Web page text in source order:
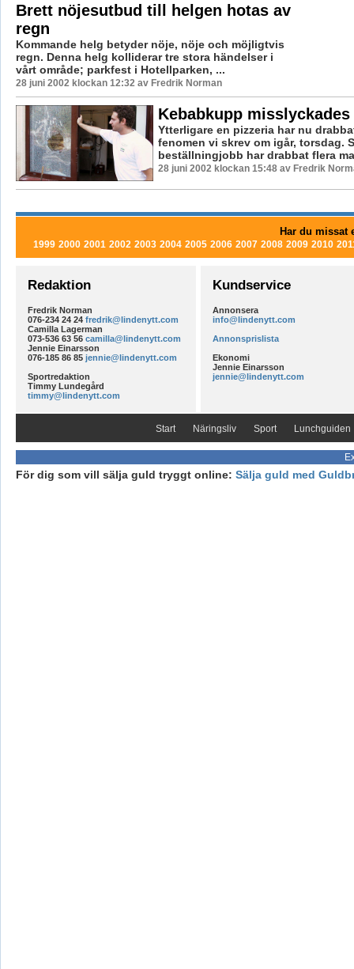
Brett nöjesutbud till helgen hotas av
regn
Kommande helg betyder nöje, nöje och möjligtvis
regn. Denna helg kolliderar tre stora händelser i
vårt område; parkfest i Hotellparken, ...
28 juni 2002 klockan 12:32 av Fredrik Norman
Kebabkupp misslyckades
Ytterligare en pizzeria har nu
fenomen vi skrev om igår, torsdag.
beställningjobb har drabbat flera
28 juni 2002 klockan 15:48 av Fredrik
Har du missat
1999 2000 2001 2002 2003 2004 2005 2006 2007 2008 2009 2010
Redaktion
Fredrik Norman
076-234 24 24 fredrik@lindenytt.com
Camilla Lagerman
073-536 63 56 camilla@lindenytt.com
Jennie Einarsson
076-185 86 85 jennie@lindenytt.com
Sportredaktion
Timmy Lundegård
timmy@lindenytt.com
Kundservice
Annonsera
info@lindenytt.com
Annonsprislista
Ekonomi
Jennie Einarsson
jennie@lindenytt.com
Start Näringsliv Sport Lunchguiden
För dig som vill sälja guld tryggt online: Sälja guld med